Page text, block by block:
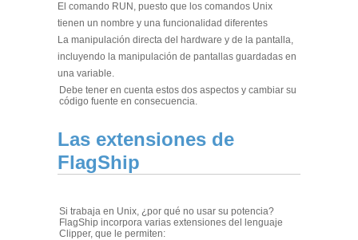
El comando RUN, puesto que los comandos Unix
tienen un nombre y una funcionalidad diferentes
La manipulación directa del hardware y de la pantalla,
incluyendo la manipulación de pantallas guardadas en
una variable.
Debe tener en cuenta estos dos aspectos y cambiar su
código fuente en consecuencia.
Las extensiones de
FlagShip
Si trabaja en Unix, ¿por qué no usar su potencia?
FlagShip incorpora varias extensiones del lenguaje
Clipper, que le permiten: